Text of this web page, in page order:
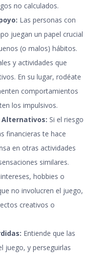
no calculados.
Las personas con
juegan un papel crucial
(o malos) hábitos.
y actividades que
En su lugar, rodéate
comportamientos
los impulsivos.
Alternativos: Si el riesgo
financieras te hace
en otras actividades
similares.
hobbies o
no involucren el juego,
creativos o
Entiende que las
juego, y perseguirlas